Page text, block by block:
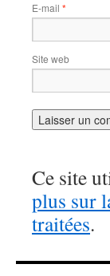
E-mail *
Site web
Ce site
plus sur
traitées.